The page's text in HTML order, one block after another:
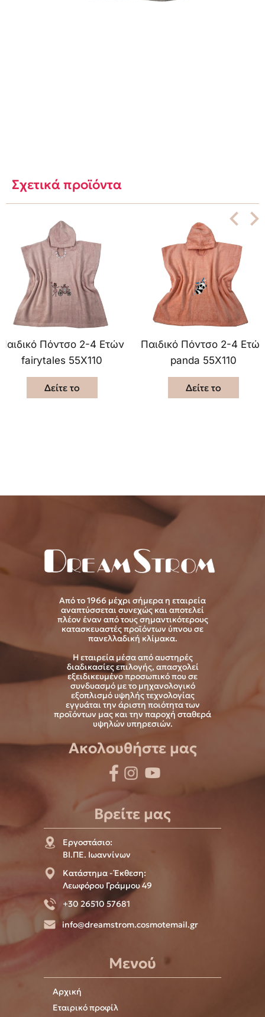
Σχετικά προϊόντα
Παιδικό Πόντσο 2-4 Ετών
fairytales 55X110
Δείτε το
Παιδικό Πόντσο 2-4 Ετών
panda 55X110
Δείτε το
Από το 1966 μέχρι σήμερα η εταιρεία
αναπτύσσεται συνεχώς και αποτελεί
πλέον έναν από τους σημαντικότερους
κατασκευαστές προϊόντων ύπνου σε
πανελλαδική κλίμακα.
Η εταιρεία μέσα από αυστηρές
διαδικασίες επιλογής, απασχολεί
εξειδικευμένο προσωπικό που σε
συνδυασμό με το μηχανολογικό
εξοπλισμό υψηλής τεχνολογίας
εγγυάται την άριστη ποιότητα των
προϊόντων μας και την παροχή σταθερά
υψηλών υπηρεσιών.
Ακολουθήστε μας
Βρείτε μας
Εργοστάσιο:
ΒΙ.ΠΕ. Ιωαννίνων
Κατάστημα - Έκθεση:
Λεωφόρου Γράμμου 49
+30 26510 57681
info@dreamstrom.cosmotemail.gr
Μενού
Αρχική
Εταιρικό προφίλ